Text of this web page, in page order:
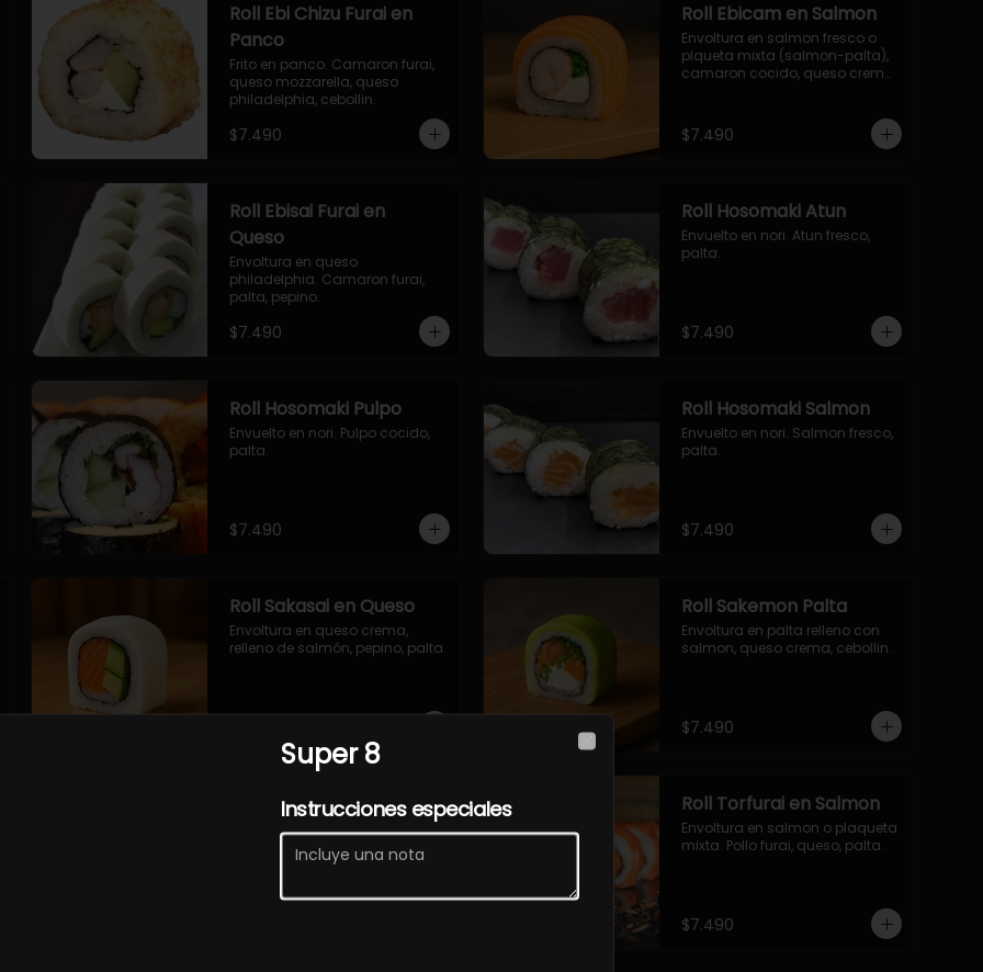
Roll Ebi Chizu Furai en
Panco
Frito en panco. Camaron furai,
queso mozzarella, queso
philadelphia, cebollin.
$7.490
Roll Ebicam en Salmon
Envoltura en salmon fresco o
plqueta mixta (salmon-palta),
camaron cocido, queso crema,
$7.490
Roll Ebisai Furai en
Queso
Envoltura en queso
philadelphia. Camaron furai,
palta, pepino.
$7.490
Roll Hosomaki Atun
Envuelto en nori. Atun fresco,
palta.
$7.490
Roll Hosomaki Pulpo
Envuelto en nori. Pulpo cocido,
palta.
$7.490
Roll Hosomaki Salmon
Envuelto en nori. Salmon fresco,
palta.
$7.490
Roll Sakasai en Queso
Envoltura en queso crema,
relleno de salmón, pepino, palta.
Roll Sakemon Palta
Envoltura en palta relleno con
salmon, queso crema, cebollin.
$7.490
Roll Torfurai en Queso
Envoltura en queso
philadelphia. Pollo furai, palta,
Roll Torfurai en Salmon
Envoltura en salmon o plaqueta
mixta. Pollo furai, queso, palta.
$7.490
Super 8
Instrucciones especiales